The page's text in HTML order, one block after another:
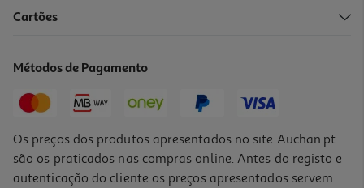
Cartões
Métodos de Pagamento
Os preços dos produtos apresentados no site Auchan.pt
são os praticados nas compras online. Antes do registo e
autenticação do cliente os preços apresentados servem